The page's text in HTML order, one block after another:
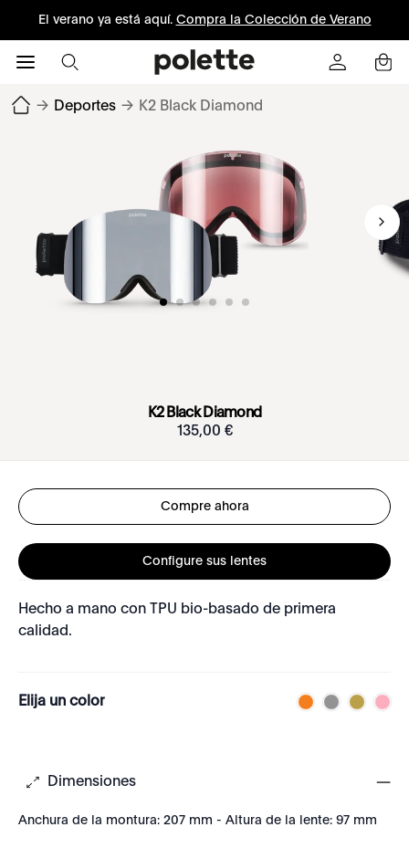
El verano ya está aquí. Compra la Colección de Verano
→ Deportes → K2 Black Diamond
K2 Black Diamond
135,00 €
Compre ahora
Configure sus lentes
Hecho a mano con TPU bio-basado de primera
calidad.
Elija un color
Dimensiones
Anchura de la montura: 207 mm - Altura de la lente: 97 mm